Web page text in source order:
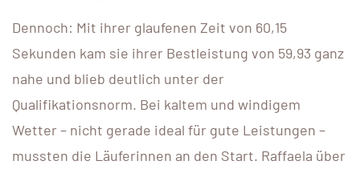
Dennoch: Mit ihrer glaufenen Zeit von 60,15
Sekunden kam sie ihrer Bestleistung von 59,93 ganz
nahe und blieb deutlich unter der
Qualifikationsnorm. Bei kaltem und windigem
Wetter – nicht gerade ideal für gute Leistungen –
mussten die Läuferinnen an den Start. Raffaela über